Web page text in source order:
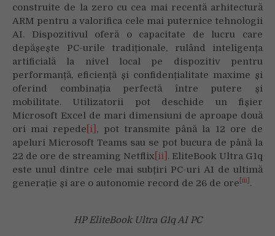
construite de la zero cu cea mai recentă arhitectură
ARM pentru a valorifica cele mai puternice tehnologii
AI. Dispozitivul oferă o capacitate de lucru care
depășește PC-urile tradiționale, rulând inteligența
artificială la nivel local pe dispozitiv pentru
performanță, eficiență și confidențialitate maxime și
oferind combinația perfectă între putere și
mobilitate. Utilizatorii pot deschide un fișier
Microsoft Excel de mari dimensiuni de aproape două
ori mai repede [i] , pot transmite până la 12 ore de
apeluri Microsoft Teams sau se pot bucura de până la
22 de ore de streaming Netflix [ii] . EliteBook Ultra G1q
este unul dintre cele mai subțiri PC-uri AI de ultimă
generație și are o autonomie record de 26 de ore [iii] .
HP EliteBook Ultra G1q AI PC